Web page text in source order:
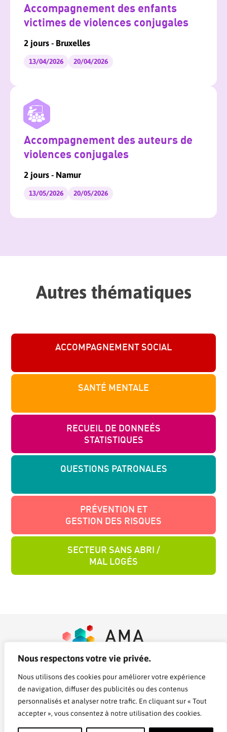
Nous respectons votre vie privée.
Nous utilisons des cookies pour améliorer votre expérience
de navigation, diffuser des publicités ou des contenus
personnalisés et analyser notre trafic. En cliquant sur « Tout
accepter », vous consentez à notre utilisation des cookies.
Accompagnement des enfants
victimes de violences conjugales
2 jours - Bruxelles
13/04/2026 20/04/2026
Accompagnement des auteurs de
violences conjugales
2 jours - Namur
13/05/2026 20/05/2026
Autres thématiques
ACCOMPAGNEMENT SOCIAL
SANTÉ MENTALE
RECUEIL DE DONNEÉS
STATISTIQUES
QUESTIONS PATRONALES
PRÉVENTION ET
GESTION DES RISQUES
SECTEUR SANS ABRI /
MAL LOGÉS
La plateforme d’offre de formations de la Fédération AMA